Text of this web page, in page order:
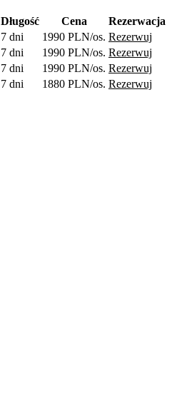
Długość Cena
Rezerwacja
7 dni 1990 PLN/os. Rezerwuj
7 dni 1990 PLN/os. Rezerwuj
7 dni 1990 PLN/os. Rezerwuj
7 dni 1880 PLN/os. Rezerwuj